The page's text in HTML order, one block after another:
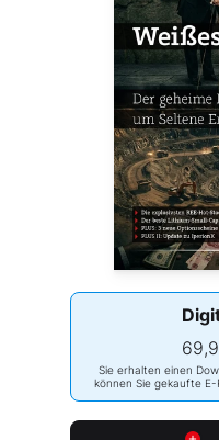
Sie erhalten einen
können Sie gekaufte